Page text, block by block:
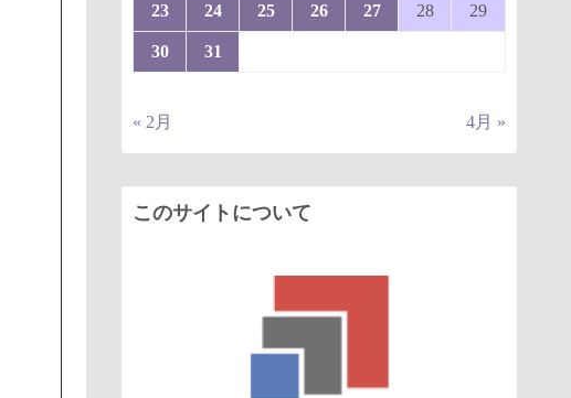
23 24 25 26 27 28 29
30 31
« 2月 4月 »
このサイトについて